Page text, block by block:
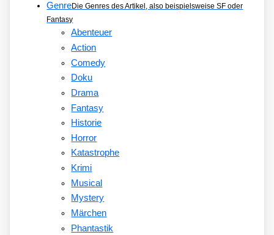
GenreDie Genres des Artikel, also beispielsweise SF oder
Fantasy
Abenteuer
Action
Comedy
Doku
Drama
Fantasy
Historie
Horror
Katastrophe
Krimi
Musical
Mystery
Märchen
Phantastik